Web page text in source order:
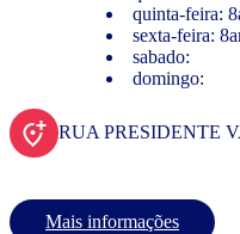
quinta-feira:
sexta-feira:
sabado:
domingo:
RUA PRESIDENTE
Mais informações